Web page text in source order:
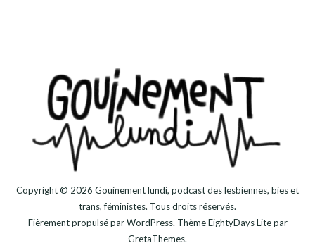
Copyright © 2026 Gouinement lundi, podcast des lesbiennes, bies et
trans, féministes. Tous droits réservés.
Fièrement propulsé parWordPress. ThèmeEightyDays Litepar
GretaThemes.